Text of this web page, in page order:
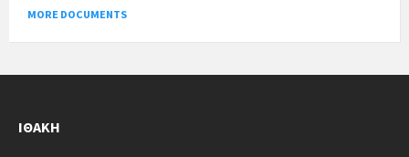
MORE DOCUMENTS
ΙΘΆΚΗ